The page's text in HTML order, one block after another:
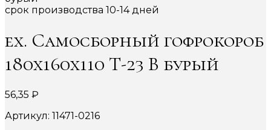
срок производства 10-14 дней
ex. Самосборный гофрокороб
180х160х110 Т-23 В бурый
56,35 ₽
Артикул: 11471-0216